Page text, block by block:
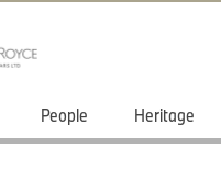
People Heritage